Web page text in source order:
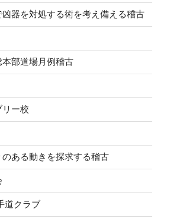
器を対処する術を考え備える稽古
部道場月例稽古
ー校
ある動きを探求する稽古
道クラブ